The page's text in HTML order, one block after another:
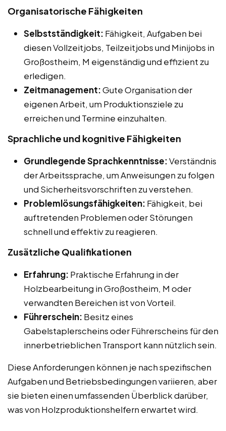
Organisatorische Fähigkeiten
Selbstständigkeit: Fähigkeit, Aufgaben bei
diesen Vollzeitjobs, Teilzeitjobs und Minijobs in
Großostheim, M eigenständig und effizient zu
erledigen.
Zeitmanagement:Gute Organisation der
eigenen Arbeit, um Produktionsziele zu
erreichen und Termine einzuhalten.
Sprachliche und kognitive Fähigkeiten
Grundlegende Sprachkenntnisse:Verständnis
der Arbeitssprache, um Anweisungen zu folgen
und Sicherheitsvorschriften zu verstehen.
Problemlösungsfähigkeiten: Fähigkeit, bei
auftretenden Problemen oder Störungen
schnell und effektiv zu reagieren.
Zusätzliche Qualifikationen
Erfahrung: Praktische Erfahrung in der
Holzbearbeitung in Großostheim, M oder
verwandten Bereichen ist von Vorteil.
Führerschein: Besitz eines
Gabelstaplerscheins oder Führerscheins für den
innerbetrieblichen Transport kann nützlich sein.
Diese Anforderungen können je nach spezifischen
Aufgaben und Betriebsbedingungen variieren, aber
sie bieten einen umfassenden Überblick darüber,
was von Holzproduktionshelfern erwartet wird.